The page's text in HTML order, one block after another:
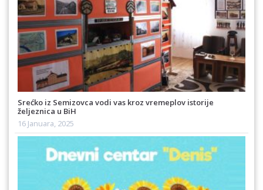
Srećko iz Semizovca vodi vas kroz vremeplov istorije
željeznica u BiH
16 Januara, 2025